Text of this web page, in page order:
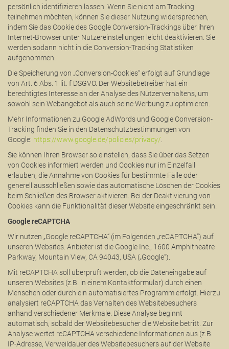
persönlich identifizieren lassen. Wenn Sie nicht am Tracking
teilnehmen möchten, können Sie dieser Nutzung widersprechen,
indem Sie das Cookie des Google Conversion-Trackings über ihren
Internet-Browser unter Nutzereinstellungen leicht deaktivieren. Sie
werden sodann nicht in die Conversion-Tracking Statistiken
aufgenommen.
Die Speicherung von „Conversion-Cookies“ erfolgt auf Grundlage
von Art. 6 Abs. 1 lit. f DSGVO. Der Websitebetreiber hat ein
berechtigtes Interesse an der Analyse des Nutzerverhaltens, um
sowohl sein Webangebot als auch seine Werbung zu optimieren.
Mehr Informationen zu Google AdWords und Google Conversion-
Tracking finden Sie in den Datenschutzbestimmungen von
Google: https://www.google.de/policies/privacy/
Sie können Ihren Browser so einstellen, dass Sie über das Setzen
von Cookies informiert werden und Cookies nur im Einzelfall
erlauben, die Annahme von Cookies für bestimmte Fälle oder
generell ausschließen sowie das automatische Löschen der Cookies
beim Schließen des Browser aktivieren. Bei der Deaktivierung von
Cookies kann die Funktionalität dieser Website eingeschränkt sein.
Google reCAPTCHA
Wir nutzen „Google reCAPTCHA“ (im Folgenden „reCAPTCHA“) auf
unseren Websites. Anbieter ist die Google Inc., 1600 Amphitheatre
Parkway, Mountain View, CA 94043, USA („Google“).
Mit reCAPTCHA soll überprüft werden, ob die Dateneingabe auf
unseren Websites (z.B. in einem Kontaktformular) durch einen
Menschen oder durch ein automatisiertes Programm erfolgt. Hierzu
analysiert reCAPTCHA das Verhalten des Websitebesuchers
anhand verschiedener Merkmale. Diese Analyse beginnt
automatisch, sobald der Websitebesucher die Website betritt. Zur
Analyse wertet reCAPTCHA verschiedene Informationen aus (z.B.
IP-Adresse, Verweildauer des Websitebesuchers auf der Website